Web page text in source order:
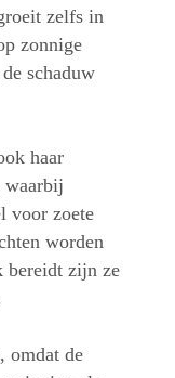
zelfs in
zonnige
schaduw
haar
waarbij
voor zoete
worden
zijn ze
omdat de